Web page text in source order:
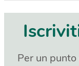
Per un